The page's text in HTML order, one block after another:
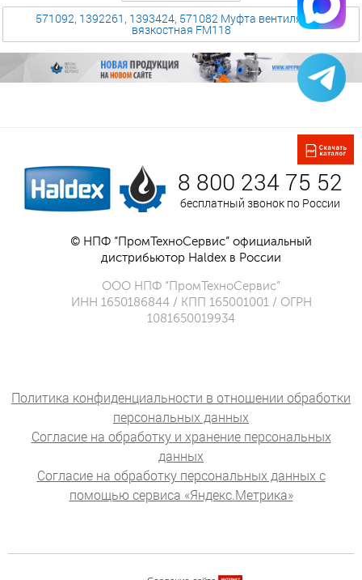
571092, 1392261, 1393424, 571082 Муфта вентилятора
вязкостная FM118
8 800 234 75 52
бесплатный звонок по России
© НПФ “ПромТехноСервис” официальный
дистрибьютор Haldex в России
ООО НПФ “ПромТехноСервис”
ИНН 1650186844 / КПП 165001001 / ОГРН
1081650019934
Политика конфиденциальности в отношении обработки
персональных данных
Согласие на обработку и хранение персональных
данных
Согласие на обработку персональных данных с
помощью сервиса «Яндекс.Метрика»